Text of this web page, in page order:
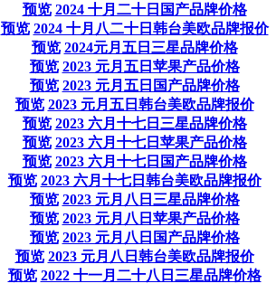
预览 2024 十月二十日国产品牌价格
预览 2024 十月八二十日韩台美欧品牌报价
预览 2024元月五日三星品牌价格
预览 2023 元月五日苹果产品价格
预览 2023 元月五日国产品牌价格
预览 2023 元月五日韩台美欧品牌报价
预览 2023 六月十七日三星品牌价格
预览 2023 六月十七日苹果产品价格
预览 2023 六月十七日国产品牌价格
预览 2023 六月十七日韩台美欧品牌报价
预览 2023 元月八日三星品牌价格
预览 2023 元月八日苹果产品价格
预览 2023 元月八日国产品牌价格
预览 2023 元月八日韩台美欧品牌报价
预览 2022 十一月二十八日三星品牌价格